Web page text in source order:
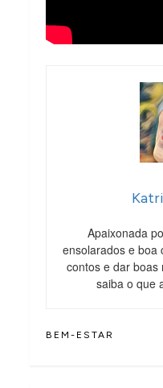
Apaixonada
ensolarados e boa
contos e dar boas
saiba o que
BEM-ESTAR